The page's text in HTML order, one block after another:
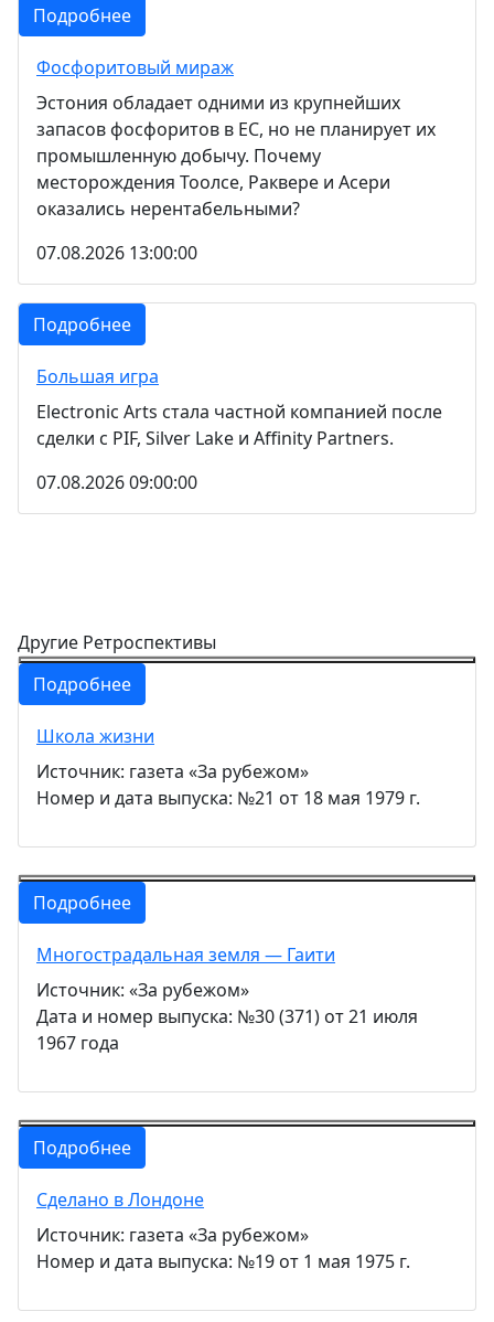
Подробнее
Фосфоритовый мираж
Эстония обладает одними из крупнейших
запасов фосфоритов в ЕС, но не планирует их
промышленную добычу. Почему
месторождения Тоолсе, Раквере и Асери
оказались нерентабельными?
07.08.2026 13:00:00
Подробнее
Большая игра
Electronic Arts стала частной компанией после
сделки с PIF, Silver Lake и Affinity Partners.
07.08.2026 09:00:00
Другие Ретроспективы
Подробнее
Школа жизни
Источник: газета «За рубежом»
Номер и дата выпуска: №21 от 18 мая 1979 г.
Подробнее
Многострадальная земля — Гаити
Источник: «За рубежом»
Дата и номер выпуска: №30 (371) от 21 июля
1967 года
Подробнее
Сделано в Лондоне
Источник: газета «За рубежом»
Номер и дата выпуска: №19 от 1 мая 1975 г.